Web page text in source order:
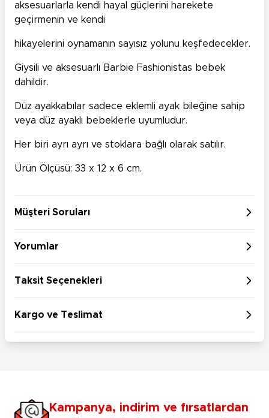
aksesuarlarla kendi hayal güçlerini harekete
geçirmenin ve kendi
hikayelerini oynamanın sayısız yolunu keşfedecekler.
Giysili ve aksesuarlı Barbie Fashionistas bebek
dahildir.
Düz ayakkabılar sadece eklemli ayak bileğine sahip
veya düz ayaklı bebeklerle uyumludur.
Her biri ayrı ayrı ve stoklara bağlı olarak satılır.
Ürün Ölçüsü: 33 x 12 x 6 cm.
Müşteri Soruları
Yorumlar
Taksit Seçenekleri
Kargo ve Teslimat
Kampanya, indirim ve fırsatlardan